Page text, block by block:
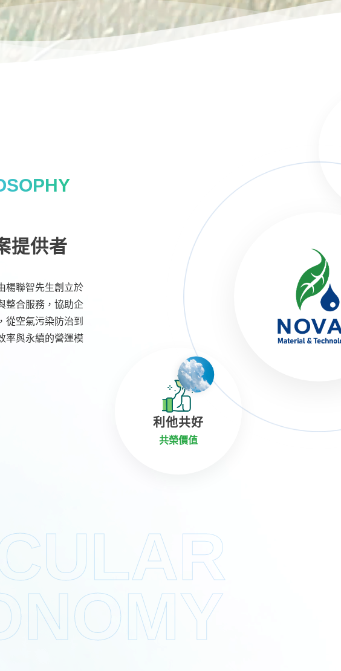
提供者
楊聯智先生創立於
整合服務，協助企
從空氣污染防治到
率與永續的營運模
利他共好
共榮價值